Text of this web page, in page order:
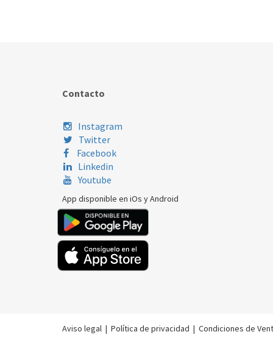
Contacto
Instagram
Twitter
Facebook
Linkedin
Youtube
App disponible en iOs y Android
Aviso legal | Política de privacidad | Condiciones de